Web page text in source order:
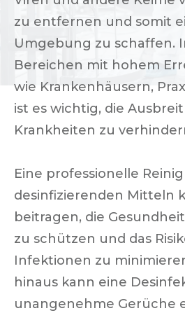
zu entfernen und somit
Umgebung zu schaffen.
Bereichen mit hohem
wie Krankenhäusern,
ist es wichtig, die
Krankheiten zu
Eine professionelle
desinfizierenden Mitteln
beitragen, die
zu schützen und das
Infektionen zu
hinaus kann eine
unangenehme Gerüche